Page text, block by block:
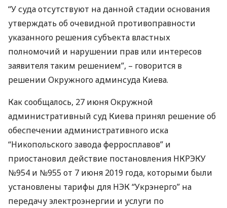
“У суда отсутствуют на данной стадии основания
утверждать об очевидной противоправности
указанного решения субъекта властных
полномочий и нарушении прав или интересов
заявителя таким решением”, – говорится в
решении Окружного админсуда Киева.
Как сообщалось, 27 июня Окружной
административный суд Киева принял решение об
обеспечении административного иска
“Никопольского завода ферросплавов” и
приостановил действие постановления НКРЭКУ
№954 и №955 от 7 июня 2019 года, которыми были
установлены тарифы для НЭК“Укрэнерго” на
передачу электроэнергии и услуги по